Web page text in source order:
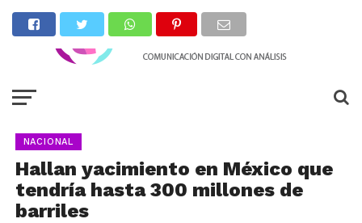
NACIONAL
Hallan yacimiento en México que
tendría hasta 300 millones de
barriles